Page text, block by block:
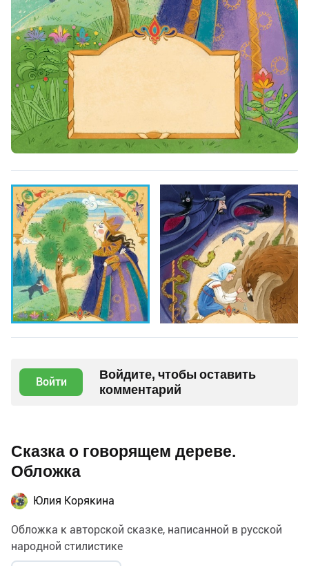
Войти
Войдите, чтобы оставить
комментарий
Сказка о говорящем дереве.
Обложка
Юлия Корякина
Обложка к авторской сказке, написанной в русской
народной стилистике